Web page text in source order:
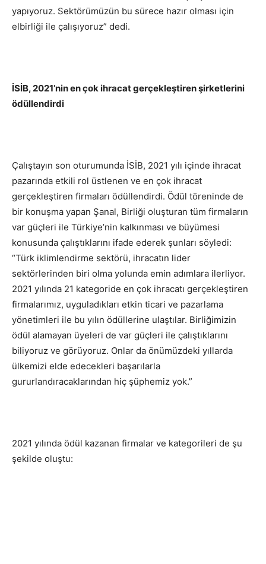
yapıyoruz. Sektörümüzün bu sürece hazır olması için
elbirliği ile çalışıyoruz” dedi.
İSİB, 2021’nin en çok ihracat gerçekleştiren şirketlerini
ödüllendirdi
Çalıştayın son oturumunda İSİB, 2021 yılı içinde ihracat
pazarında etkili rol üstlenen ve en çok ihracat
gerçekleştiren firmaları ödüllendirdi. Ödül töreninde de
bir konuşma yapan Şanal, Birliği oluşturan tüm firmaların
var güçleri ile Türkiye’nin kalkınması ve büyümesi
konusunda çalıştıklarını ifade ederek şunları söyledi:
“Türk iklimlendirme sektörü, ihracatın lider
sektörlerinden biri olma yolunda emin adımlara ilerliyor.
2021 yılında 21 kategoride en çok ihracatı gerçekleştiren
firmalarımız, uyguladıkları etkin ticari ve pazarlama
yönetimleri ile bu yılın ödüllerine ulaştılar. Birliğimizin
ödül alamayan üyeleri de var güçleri ile çalıştıklarını
biliyoruz ve görüyoruz. Onlar da önümüzdeki yıllarda
ülkemizi elde edecekleri başarılarla
gururlandıracaklarından hiç şüphemiz yok.”
2021 yılında ödül kazanan firmalar ve kategorileri de şu
şekilde oluştu: